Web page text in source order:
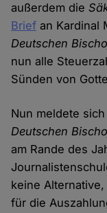
außerdem die
Brief an Kardinal
Deutschen
nun alle
Sünden von
Nun meldete
Deutschen
am Rande des
keine
für die